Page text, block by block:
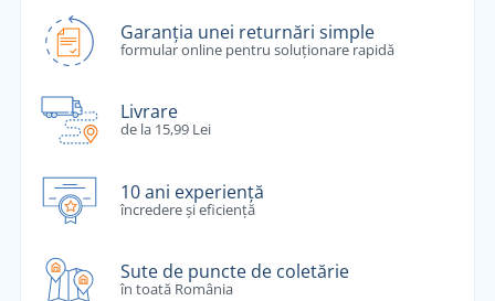
Garanția unei returnări simple
formular online pentru soluționare rapidă
Livrare
de la 15,99 Lei
10 ani experiență
încredere și eficiență
Sute de puncte de coletărie
în toată România